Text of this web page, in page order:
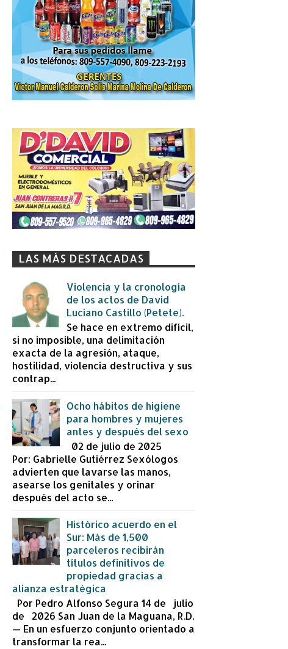
LAS MÁS DESTACADAS
Violencia y la cronología
de los actos de David
Luciano Castillo (Petete).
Se hace en extremo difícil,
si no imposible, una delimitación
exacta de la agresión, ataque,
hostilidad, violencia destructiva y sus
contrap...
Ocho hábitos de higiene
para hombres y mujeres
antes y después del sexo
02 de julio de 2025
Por: Gabrielle Gutiérrez Sexólogos
advierten que lavarse las manos,
asearse los genitales y orinar
después del acto se...
Histórico acuerdo en el
Sur: Más de 1,500
parceleros recibirán
títulos definitivos de
propiedad gracias a
alianza estratégica
Por Pedro Alfonso Segura 14 de julio
de 2026 San Juan de la Maguana, R.D.
— En un esfuerzo conjunto orientado a
transformar la rea...